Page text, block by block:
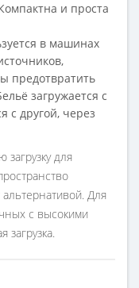
и проста
в машинах
предотвратить
загружается с
с другой, через
для
альтернативой. Для
с высокими